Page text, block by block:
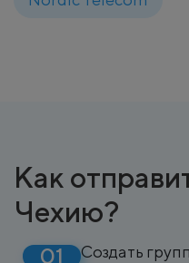
Как
Чехию?
Создать